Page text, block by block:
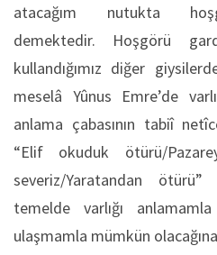
atacağım nutukta
demektedir. Hoşgörü
kullandığımız diğer
meselâ Yûnus Emre’de
anlama çabasının tabiî
“Elif okuduk ötürü/
severiz/Yaratandan
temelde varlığı
ulaşmamla mümkün